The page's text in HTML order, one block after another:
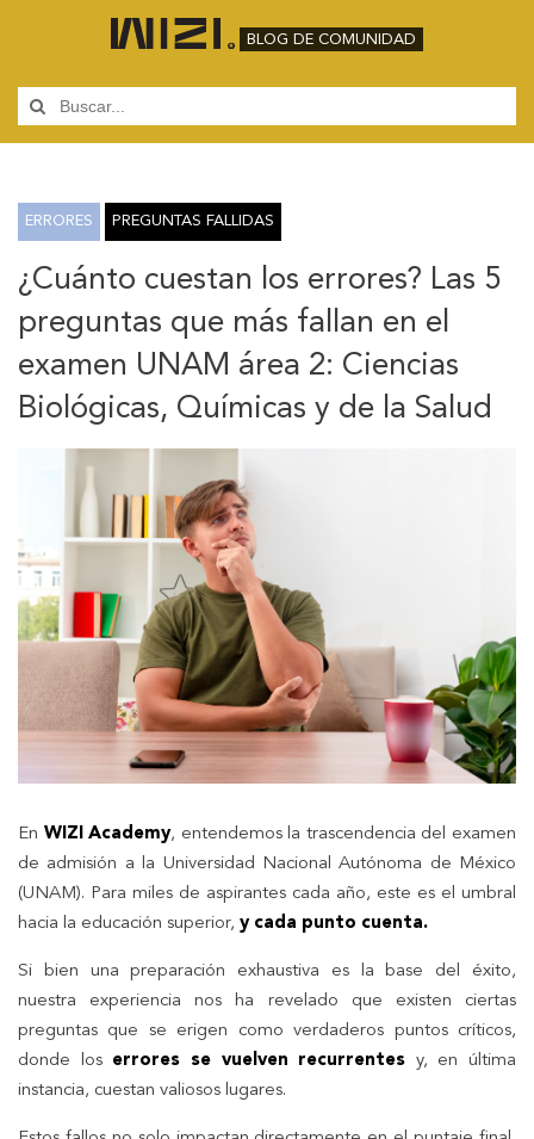
BLOG DE COMUNIDAD
ERRORES PREGUNTAS FALLIDAS
¿Cuánto cuestan los errores? Las 5
preguntas que más fallan en el
examen UNAM área 2: Ciencias
Biológicas, Químicas y de la Salud
En WIZI Academy, entendemos la trascendencia del examen
de admisión a la Universidad Nacional Autónoma de México
(UNAM). Para miles de aspirantes cada año, este es el umbral
hacia la educación superior, y cada punto cuenta.
Si bien una preparación exhaustiva es la base del éxito,
nuestra experiencia nos ha revelado que existen ciertas
preguntas que se erigen como verdaderos puntos críticos,
donde los errores se vuelven recurrentes y, en última
instancia, cuestan valiosos lugares.